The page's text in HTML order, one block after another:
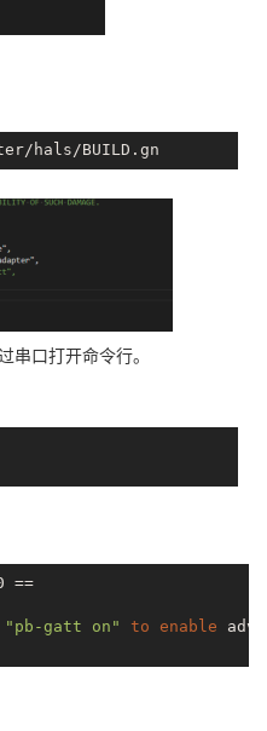
串口打开命令行。
==
"pb-gatt on" to enable